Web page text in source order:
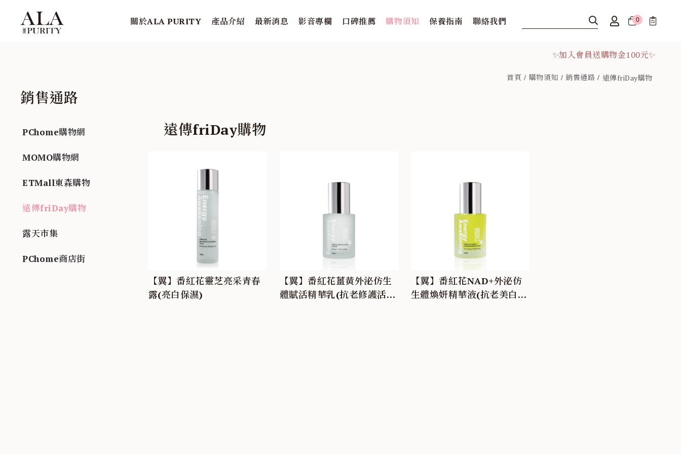
關於ALA PURITY 產品介紹 最新消息 影音專欄 口碑推薦 購物須知 保養指南 聯絡我們 0
✨加入會員送購物金100元✨
✨加入會員送購物金100元✨
首頁 購物須知 銷售通路 遠傳friDay購物
銷售通路
PChome購物網
MOMO購物網
ETMall東森購物
遠傳friDay購物
露天市集
PChome商店街
遠傳friDay購物
【翼】番紅花靈芝亮采青春
露(亮白保濕)
【翼】番紅花薑黃外泌仿生
體賦活精華乳(抗老修護活
【翼】番紅花NAD+外泌仿
生體煥妍精華液(抗老美白淡